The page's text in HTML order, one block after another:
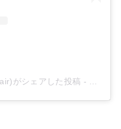
がシェアした投稿 -